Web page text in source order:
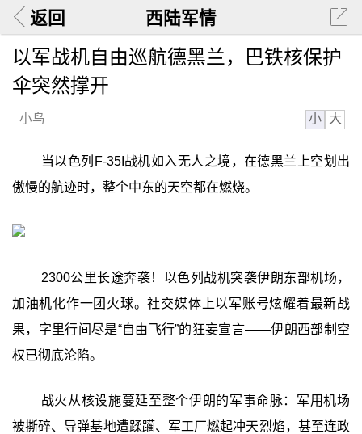
返回 西陆军情
以军战机自由巡航德黑兰，巴铁核保护
伞突然撑开
小鸟 小 大
当以色列F-35I战机如入无人之境，在德黑兰上空划出
傲慢的航迹时，整个中东的天空都在燃烧。
2300公里长途奔袭！以色列战机突袭伊朗东部机场，
加油机化作一团火球。社交媒体上以军账号炫耀着最新战
果，字里行间尽是“自由飞行”的狂妄宣言——伊朗西部制空
权已彻底沦陷。
战火从核设施蔓延至整个伊朗的军事命脉：军用机场
被撕碎、导弹基地遭蹂躏、军工厂燃起冲天烈焰，甚至连政